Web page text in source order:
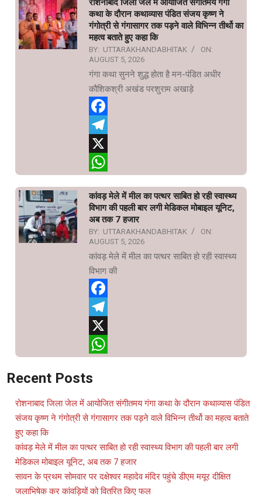
रोशनाबाद जिला जेल में आयोजित संगीतमय गंगा
कथा के दौरान कथाव्यास पंडित संजय कृष्ण ने
गंगोत्री से गंगासागर तक पड़ने वाले विभिन्न तीर्थो का
महत्व बताते हुए कहा कि
BY: UTTARAKHANDABHITAK
ON:
AUGUST 5, 2026
गंगा कथा सुनने शुद्ध होता है मन-पंडित अधीर
कौशिकश्री अखंड परशुराम अखाड़े
Facebook
Telegram
X
कांवड़ मेले में मील का पत्थर साबित हो रही स्वास्थ्य
विभाग की पहली बार लगी मेडिकल मोबाइल यूनिट,
अब तक 7 हजार
BY: UTTARAKHANDABHITAK
ON:
AUGUST 5, 2026
कांवड़ मेले में मील का पत्थर साबित हो रही स्वास्थ्य
विभाग की
Facebook
Telegram
X
Recent Posts
रोशनाबाद जिला जेल में आयोजित संगीतमय गंगा कथा के दौरान कथाव्यास पंडित
संजय कृष्ण ने गंगोत्री से गंगासागर तक पड़ने वाले विभिन्न तीर्थो का महत्व बताते
हुए कहा कि
कांवड़ मेले में मील का पत्थर साबित हो रही स्वास्थ्य विभाग की पहली बार लगी
मेडिकल मोबाइल यूनिट, अब तक 7 हजार
सावन के प्रथम सोमवार पर दक्षेश्वर महादेव मंदिर पहुंचे डीएम मयूर दीक्षित
जलाभिषेक कर कांवड़ियों को वितरित किए फल